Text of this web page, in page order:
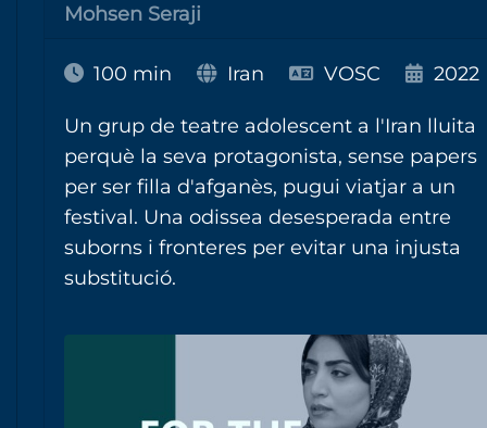
Mohsen Seraji
100 min Iran VOSC 2022
Un grup de teatre adolescent a l'Iran lluita
perquè la seva protagonista, sense papers
per ser filla d'afganès, pugui viatjar a un
festival. Una odissea desesperada entre
suborns i fronteres per evitar una injusta
substitució.